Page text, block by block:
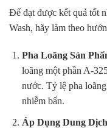
Để đạt được kết quả tốt
Wash, hãy làm theo
Pha Loãng Sản
loãng một phần A-
nước. Tỷ lệ pha
nhiễm bẩn.
Áp Dụng Dung